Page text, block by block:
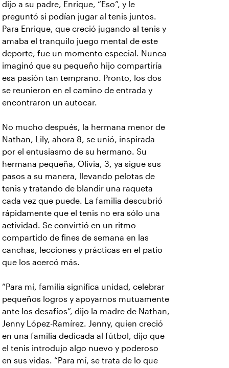
dijo a su padre, Enrique, “Eso”, y le
preguntó si podían jugar al tenis juntos.
Para Enrique, que creció jugando al tenis y
amaba el tranquilo juego mental de este
deporte, fue un momento especial. Nunca
imaginó que su pequeño hijo compartiría
esa pasión tan temprano. Pronto, los dos
se reunieron en el camino de entrada y
encontraron un autocar.
No mucho después, la hermana menor de
Nathan, Lily, ahora 8, se unió, inspirada
por el entusiasmo de su hermano. Su
hermana pequeña, Olivia, 3, ya sigue sus
pasos a su manera, llevando pelotas de
tenis y tratando de blandir una raqueta
cada vez que puede. La familia descubrió
rápidamente que el tenis no era sólo una
actividad. Se convirtió en un ritmo
compartido de fines de semana en las
canchas, lecciones y prácticas en el patio
que los acercó más.
“Para mí, familia significa unidad, celebrar
pequeños logros y apoyarnos mutuamente
ante los desafíos”, dijo la madre de Nathan,
Jenny López-Ramírez. Jenny, quien creció
en una familia dedicada al fútbol, dijo que
el tenis introdujo algo nuevo y poderoso
en sus vidas. “Para mí, se trata de lo que